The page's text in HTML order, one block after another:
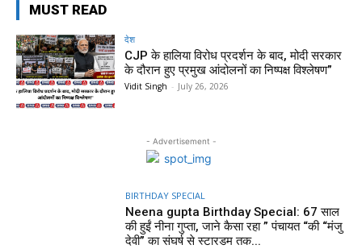
MUST READ
देश
CJP के हालिया विरोध प्रदर्शन के बाद, मोदी सरकार
के दौरान हुए प्रमुख आंदोलनों का निष्पक्ष विश्लेषण”
Vidit Singh - July 26, 2026
- Advertisement -
BIRTHDAY SPECIAL
Neena gupta Birthday Special: 67 साल
की हुईं नीना गुप्ता, जाने कैसा रहा ” पंचायत “की “मंजु
देवी” का संघर्ष से स्टारडम तक...